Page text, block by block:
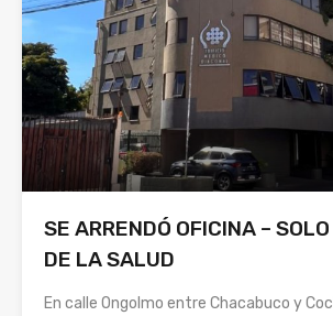
SE ARRENDÓ OFICINA –
DE LA SALUD
En calle Ongolmo entre Chacabuco y